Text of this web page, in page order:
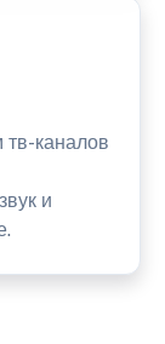
тв-каналов
и